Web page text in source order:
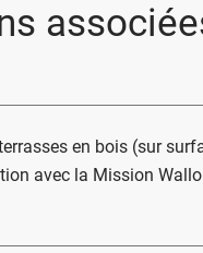
en bois (sur
avec la Mission